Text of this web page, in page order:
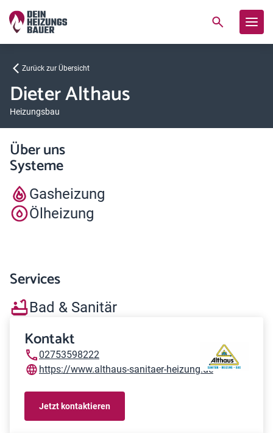
Zurück zur Übersicht
Dieter Althaus
Heizungsbau
Über uns
Systeme
Gasheizung
Ölheizung
Services
Bad & Sanitär
Kontakt
02753598222
https://www.althaus-sanitaer-heizung.de
Jetzt kontaktieren